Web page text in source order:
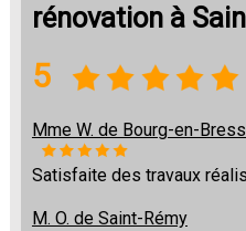
rénovation à
5
Mme W. de Bourg-en-
Satisfaite des travaux
M. O. de Saint-Rémy